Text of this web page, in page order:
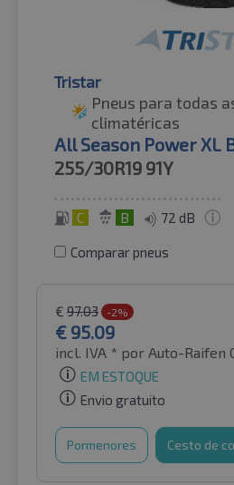
Tristar
Pneus para todas
climatéricas
All Season Power XL
255/30R19 91Y
C B 72 dB
Comparar pneus
€ 97.03 -2%
€ 95.09
incl. IVA * por Auto-Raifen
EM ESTOQUE
Envio gratuito
Pormenores Cesto de